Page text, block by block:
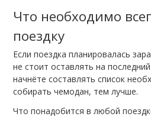
Что необходимо
поездку
Если поездка планировалась
не стоит оставлять на
начнёте составлять список
собирать чемодан, тем лучше.
Что понадобится в любой